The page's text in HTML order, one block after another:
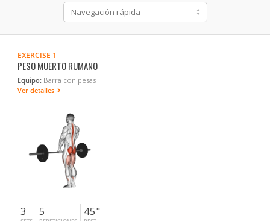
EXERCISE 1
PESO MUERTO RUMANO
Equipo: Barra con pesas
Ver detalles
3 5 45"